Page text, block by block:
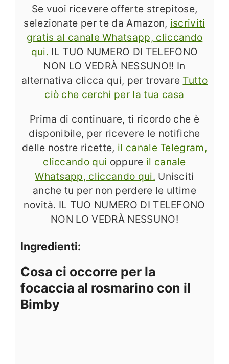
Se vuoi ricevere offerte strepitose,
selezionate per te da Amazon, iscriviti
gratis al canale Whatsapp, cliccando
qui. IL TUO NUMERO DI TELEFONO
NON LO VEDRÀ NESSUNO!! In
alternativa clicca qui, per trovare Tutto
ciò che cerchi per la tua casa
Prima di continuare, ti ricordo che è
disponibile, per ricevere le notifiche
delle nostre ricette, il canale Telegram,
cliccando qui oppure il canale
Whatsapp, cliccando qui. Unisciti
anche tu per non perdere le ultime
novità. IL TUO NUMERO DI TELEFONO
NON LO VEDRÀ NESSUNO!
Ingredienti:
Cosa ci occorre per la
focaccia al rosmarino con il
Bimby